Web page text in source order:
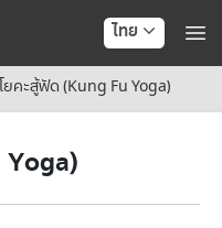
ไทย
โยคะสู้ฟัด (Kung Fu Yoga)